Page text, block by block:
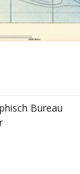
Bureau